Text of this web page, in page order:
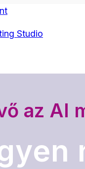
Studio
az AI